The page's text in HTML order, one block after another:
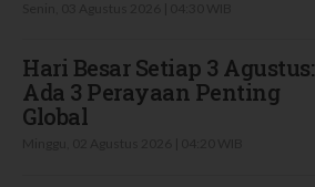
Hari Besar Setiap 3 Agustus:
Ada 3 Perayaan Penting
Global